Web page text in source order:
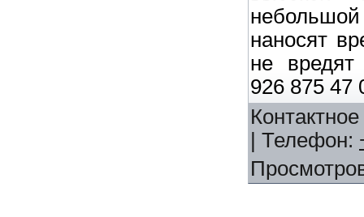
наносят
не
926 875 47
| Телефон: